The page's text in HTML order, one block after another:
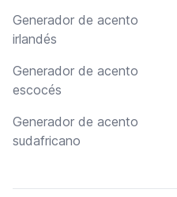
Generador de acento
irlandés
Generador de acento
escocés
Generador de acento
sudafricano